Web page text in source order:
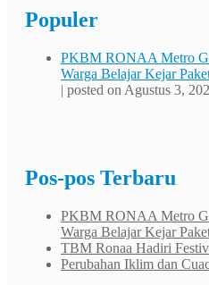
Populer
PKBM RONAA Metro
Warga Belajar Kejar
| posted on Agustus 3,
Pos-pos Terbaru
PKBM RONAA Metro
Warga Belajar Kejar
TBM Ronaa Hadiri
Perubahan Iklim dan